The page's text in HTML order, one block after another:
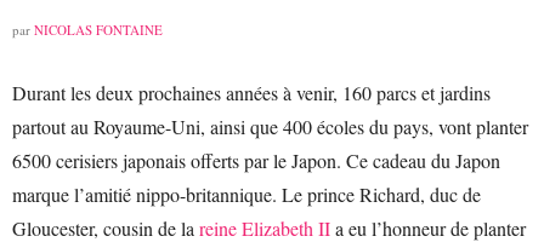
par NICOLAS FONTAINE
Durant les deux prochaines années à venir, 160 parcs et jardins
partout au Royaume-Uni, ainsi que 400 écoles du pays, vont planter
6500 cerisiers japonais offerts par le Japon. Ce cadeau du Japon
marque l’amitié nippo-britannique. Le prince Richard, duc de
Gloucester, cousin de la reine Elizabeth IIa eu l’honneur de planter